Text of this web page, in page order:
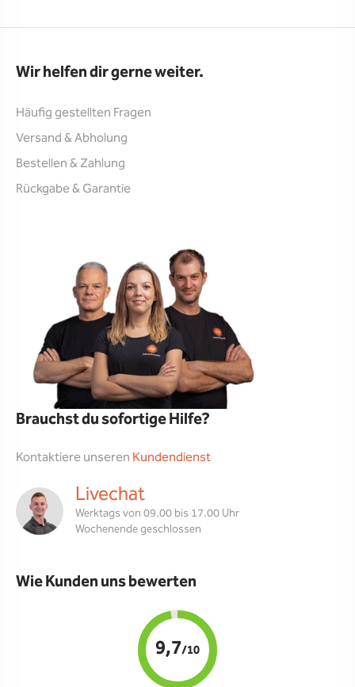
Wir helfen dir gerne weiter.
Häufig gestellten Fragen
Versand & Abholung
Bestellen & Zahlung
Rückgabe & Garantie
Brauchst du sofortige Hilfe?
Kontaktiere unseren Kundendienst
Livechat
Werktags von 09.00 bis 17.00 Uhr
Wochenende geschlossen
Wie Kunden uns bewerten
9,7/10